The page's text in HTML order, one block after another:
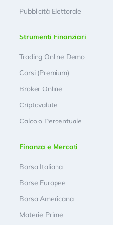
Pubblicità Elettorale
Strumenti Finanziari
Trading Online Demo
Corsi (Premium)
Broker Online
Criptovalute
Calcolo Percentuale
Finanza e Mercati
Borsa Italiana
Borse Europee
Borsa Americana
Materie Prime